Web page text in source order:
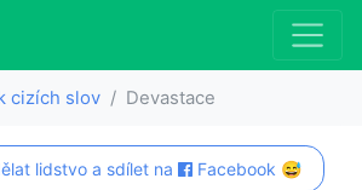
cizích slov Devastace
lidstvo a sdílet na Facebook 😅